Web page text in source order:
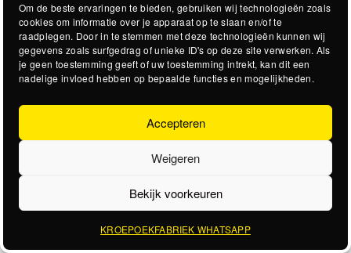
Om de beste ervaringen te bieden, gebruiken wij technologieën zoals
cookies om informatie over je apparaat op te slaan en/of te
raadplegen. Door in te stemmen met deze technologieën kunnen wij
gegevens zoals surfgedrag of unieke ID's op deze site verwerken. Als
je geen toestemming geeft of uw toestemming intrekt, kan dit een
nadelige invloed hebben op bepaalde functies en mogelijkheden.
Accepteren
Weigeren
Bekijk voorkeuren
KROEPOEKFABRIEK WHATSAPP